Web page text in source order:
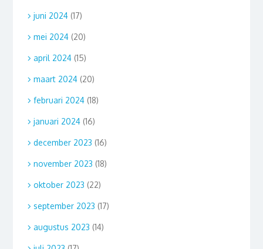
juni 2024(17)
mei 2024(20)
april 2024(15)
maart 2024(20)
februari 2024(18)
januari 2024(16)
december 2023 (16)
november 2023 (18)
oktober 2023 (22)
september 2023 (17)
augustus 2023 (14)